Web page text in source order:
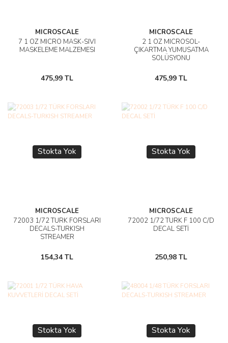
MICROSCALE
7 1 OZ MICRO MASK-SIVI
MASKELEME MALZEMESI
475,99 TL
MICROSCALE
2 1 OZ MICROSOL-
ÇIKARTMA YUMUSATMA
SOLÜSYONU
475,99 TL
Stokta Yok
MICROSCALE
72003 1/72 TÜRK FORSLARI
DECALS-TURKISH
STREAMER
154,34 TL
Stokta Yok
MICROSCALE
72002 1/72 TÜRK F 100 C/D
DECAL SETİ
250,98 TL
Stokta Yok Stokta Yok